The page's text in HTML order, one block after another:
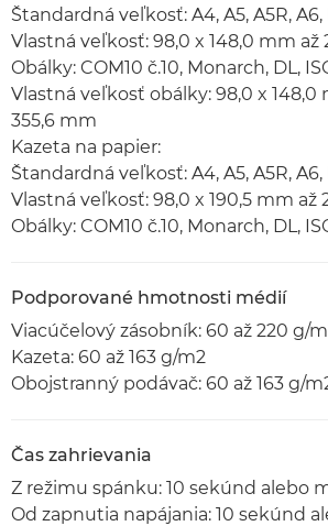
Štandardná veľkosť: A4, A5, A5R, A6,
Vlastná veľkosť: 98,0 x 148,0 mm až
Obálky: COM10 č.10, Monarch, DL,
Vlastná veľkosť obálky: 98,0 x 148,0
355,6 mm
Kazeta na papier:
Štandardná veľkosť: A4, A5, A5R, A6,
Vlastná veľkosť: 98,0 x 190,5 mm až
Obálky: COM10 č.10, Monarch, DL,
Podporované hmotnosti médií
Viacúčelový zásobník: 60 až 220 g/
Kazeta: 60 až 163 g/m2
Obojstranný podávač: 60 až 163 g/
Čas zahrievania
Z režimu spánku: 10 sekúnd alebo
Od zapnutia napájania: 10 sekúnd